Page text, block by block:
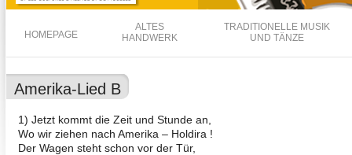
HOMEPAGE
ALTES
HANDWERK
TRADITIONELLE MUSIK
UND TÄNZE
Amerika-Lied B
1) Jetzt kommt die Zeit und Stunde an,
Wo wir ziehen nach Amerika – Holdira !
Der Wagen steht schon vor der Tür,